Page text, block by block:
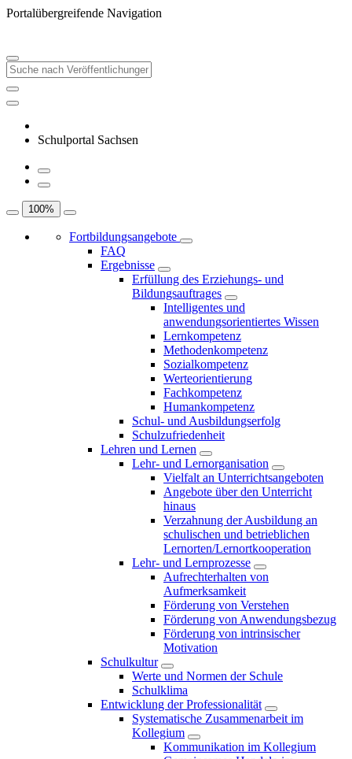
Portalübergreifende Navigation
Schulportal Sachsen
100%
Fortbildungsangebote
FAQ
Ergebnisse
Erfüllung des Erziehungs- und
Bildungsauftrages
Intelligentes und
anwendungsorientiertes Wissen
Lernkompetenz
Methodenkompetenz
Sozialkompetenz
Werteorientierung
Fachkompetenz
Humankompetenz
Schul- und Ausbildungserfolg
Schulzufriedenheit
Lehren und Lernen
Lehr- und Lernorganisation
Vielfalt an Unterrichtsangeboten
Angebote über den Unterricht
hinaus
Verzahnung der Ausbildung an
schulischen und betrieblichen
Lernorten/Lernortkooperation
Lehr- und Lernprozesse
Aufrechterhalten von
Aufmerksamkeit
Förderung von Verstehen
Förderung von Anwendungsbezug
Förderung von intrinsischer
Motivation
Schulkultur
Werte und Normen der Schule
Schulklima
Entwicklung der Professionalität
Systematische Zusammenarbeit im
Kollegium
Kommunikation im Kollegium